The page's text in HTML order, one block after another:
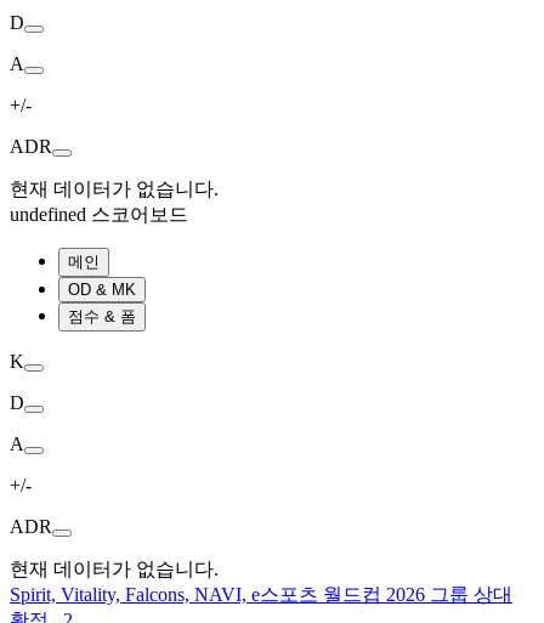
D
A
+/-
ADR
현재 데이터가 없습니다.
undefined 스코어보드
메인
OD & MK
점수 & 폼
K
D
A
+/-
ADR
현재 데이터가 없습니다.
Spirit, Vitality, Falcons, NAVI, e스포츠 월드컵 2026 그룹 상대